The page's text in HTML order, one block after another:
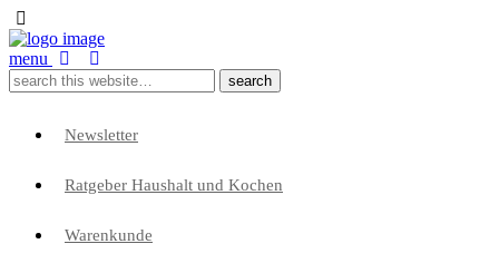
menu
Newsletter
Ratgeber Haushalt und Kochen
Warenkunde